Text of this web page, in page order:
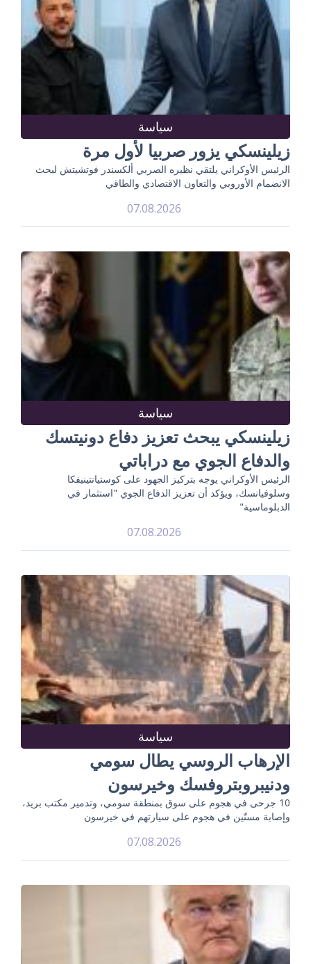
سياسة
زيلينسكي يزور صربيا لأول مرة
الرئيس الأوكراني يلتقي نظيره الصربي ألكسندر فوتشيتش لبحث
الانضمام الأوروبي والتعاون الاقتصادي والطاقي
07.08.2026
سياسة
زيلينسكي يبحث تعزيز دفاع دونيتسك
والدفاع الجوي مع دراباتي
الرئيس الأوكراني يوجه بتركيز الجهود على كوستيانتينيفكا
وسلوفيانسك، ويؤكد أن تعزيز الدفاع الجوي "استثمار في
الدبلوماسية"
07.08.2026
سياسة
الإرهاب الروسي يطال سومي
ودنيبروبتروفسك وخيرسون
10 جرحى في هجوم على سوق بمنطقة سومي، وتدمير مكتب بريد،
وإصابة مسنّين في هجوم على سيارتهم في خيرسون
07.08.2026